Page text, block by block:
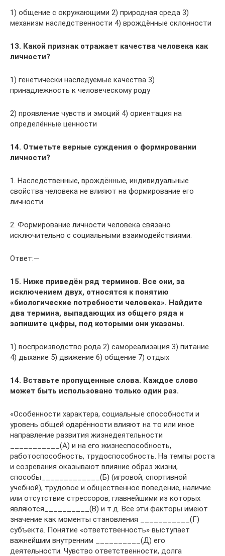
1) общение с окружающими 2) природная среда 3)
механизм наследственности 4) врождённые склонности
13. Какой признак отражает качества человека как
личности?
1) генетически наследуемые качества 3)
принадлежность к человеческому роду
2) проявление чувств и эмоций 4) ориентация на
определённые ценности
14. Отметьте верные суждения о формировании
личности?
1. Наследственные, врождённые, индивидуальные
свойства человека не влияют на формирование его
личности.
2. Формирование личности человека связано
исключительно с социальными взаимодействиями.
Ответ:—
15. Ниже приведён ряд терминов. Все они, за
исключением двух, относятся к понятию
«биологические потребности человека». Найдите
два термина, выпадающих из общего ряда и
запишите цифры, под которыми они указаны.
1) воспроизводство рода 2) самореализация 3) питание
4) дыхание 5) движение 6) общение 7) отдых
14. Вставьте пропущенные слова. Каждое слово
может быть использовано только один раз.
«Особенности характера, социальные способности и
уровень общей одарённости влияют на то или иное
направление развития жизнедеятельности
___________(А) и на его жизнеспособность,
работоспособность, трудоспособность. На темпы роста
и созревания оказывают влияние образ жизни,
способы_____________(Б) (игровой, спортивной
учебной), трудовое и общественное поведение, наличие
или отсутствие стрессоров, главнейшими из которых
являются__________(В) и т.д. Все эти факторы имеют
значение как моменты становления ___________(Г)
субъекта. Понятие «ответственность» выступает
важнейшим внутренним __________(Д) его
деятельности. Чувство ответственности, долга